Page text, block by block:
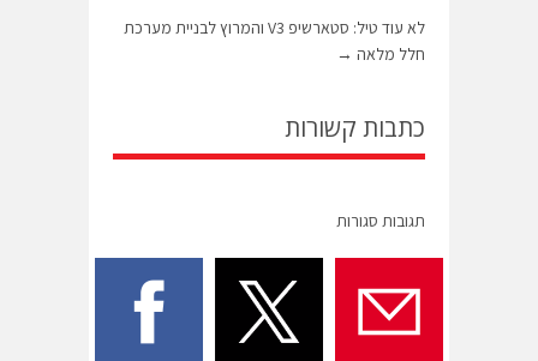
לא עוד טיל: סטארשיפ V3 והמרוץ לבניית מערכת
חלל מלאה →
כתבות קשורות
תגובות סגורות